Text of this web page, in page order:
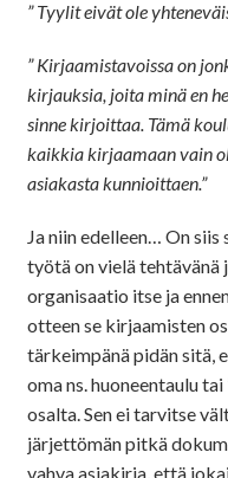
” Tyylit eivät ole
” Kirjaamistavoissa on
kirjauksia, joita minä en
sinne kirjoittaa. Tämä
kaikkia kirjaamaan vain
asiakasta kunnioittaen.”
Ja niin edelleen… On
työtä on vielä tehtävänä
organisaatio itse ja
otteen se kirjaamisten
tärkeimpänä pidän sitä,
oma ns. huoneentaulu
osalta. Sen ei tarvitse
järjettömän pitkä
vahva asiakirja, että